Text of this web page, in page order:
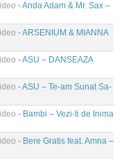
- Anda Adam & Mr. Sax –
- ARSENIUM & MIANNA
- ASU – DANSEAZA
- ASU – Te-am Sunat Sa-
- Bambi – Vezi-ti de Inima
- Bere Gratis feat. Amna –